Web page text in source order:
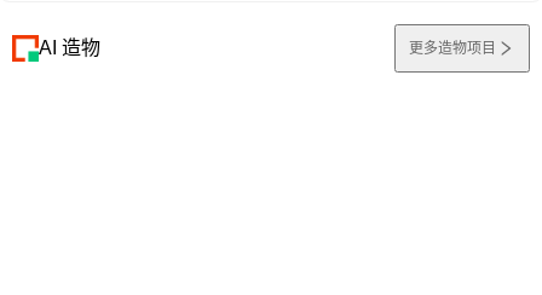
AI 造物 更多造物项目